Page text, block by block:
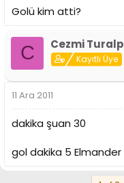
Golü kim atti?
C Cezmi Turalp
Kayıtlı Üye
11 Ara 2011
dakika şuan 30
gol dakika 5 Elmander